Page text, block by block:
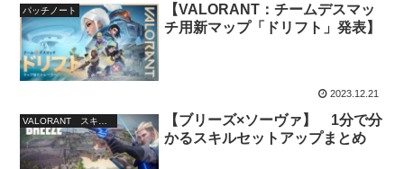
パッチノート
【VALORANT：チームデスマッ
チ用新マップ「ドリフト」発表】
2023.12.21
VALORANT スキルセットアップまとめ
【ブリーズ×ソーヴァ】 1分で分
かるスキルセットアップまとめ